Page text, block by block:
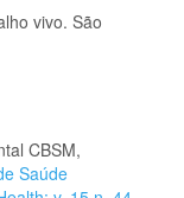
vivo. São
CBSM,
Saúde